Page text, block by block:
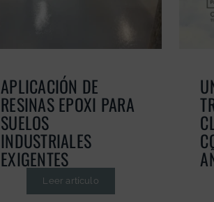
APLICACIÓN DE
RESINAS EPOXI PARA
SUELOS
INDUSTRIALES
EXIGENTES
Leer artículo